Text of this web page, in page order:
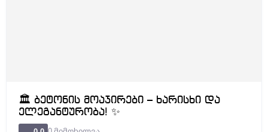
🏛️ ბეტონის მოაჯირები – ხარისხი და
ელეგანტურობა! ✨